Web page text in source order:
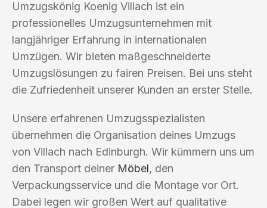
Umzugskönig Koenig Villach ist ein
professionelles Umzugsunternehmen mit
langjähriger Erfahrung in internationalen
Umzügen. Wir bieten maßgeschneiderte
Umzugslösungen zu fairen Preisen. Bei uns steht
die Zufriedenheit unserer Kunden an erster Stelle.
Unsere erfahrenen Umzugsspezialisten
übernehmen die Organisation deines Umzugs
von Villach nach Edinburgh. Wir kümmern uns um
den Transport deiner Möbel, den
Verpackungsservice und die Montage vor Ort.
Dabei legen wir großen Wert auf qualitative